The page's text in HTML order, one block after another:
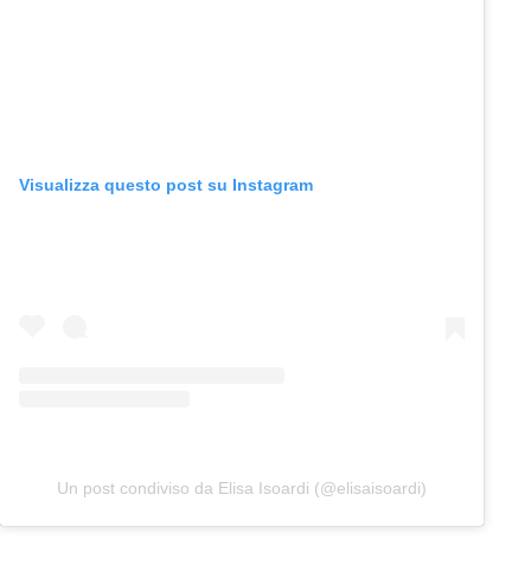
Visualizza questo post su Instagram
Un post condiviso da Elisa Isoardi (@elisaisoardi)